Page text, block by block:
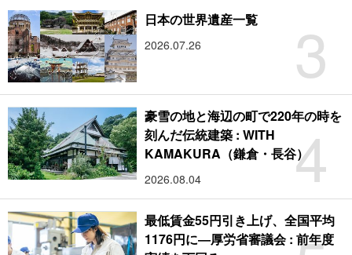
3
日本の世界遺産一覧
2026.07.26
4
豪雪の地と海辺の町で220年の時を
刻んだ伝統建築 : WITH
KAMAKURA（鎌倉・長谷）
2026.08.04
最低賃金55円引き上げ、全国平均
1176円に―厚労省審議会 : 前年度